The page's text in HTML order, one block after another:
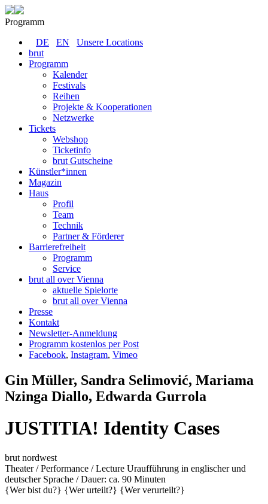
Programm
DE
EN
Unsere Locations
brut
Programm
Kalender
Festivals
Reihen
Projekte & Kooperationen
Netzwerke
Tickets
Webshop
Ticketinfo
brut Gutscheine
Künstler*innen
Magazin
Haus
Profil
Team
Technik
Partner & Förderer
Barrierefreiheit
Programm
Service
brut all over Vienna
aktuelle Spielorte
brut all over Vienna
Presse
Kontakt
Newsletter-Anmeldung
Programm kostenlos per Post
Facebook, Instagram, Vimeo
Gin Müller, Sandra Selimović, Mariama
Nzinga Diallo, Edwarda Gurrola
JUSTITIA! Identity Cases
brut nordwest
Theater / Performance / Lecture Uraufführung in englischer und
deutscher Sprache / Dauer: ca. 90 Minuten
{Wer bist du?} {Wer urteilt?} {Wer verurteilt?}